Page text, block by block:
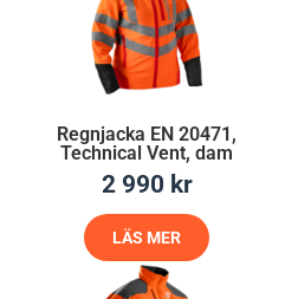
Regnjacka EN 20471,
Technical Vent, dam
2 990 kr
LÄS MER